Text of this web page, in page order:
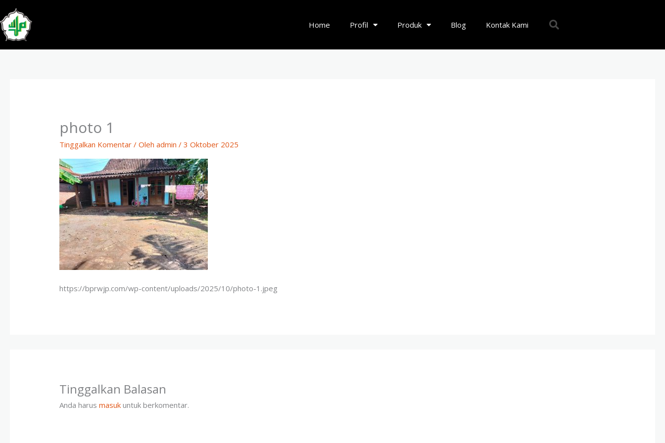
Lewati
ke
konten
Home Profil Produk Blog Kontak Kami
photo 1
Tinggalkan Komentar / Olehadmin/3 Oktober 2025
https://bprwjp.com/wp-content/uploads/2025/10/photo-1.jpeg
Tinggalkan Balasan
Anda harusmasuk untuk berkomentar.